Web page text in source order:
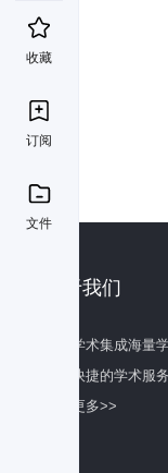
收藏
订阅
文件
关于我们
百度学术集成海量
全面快捷的学术服
了解更多>>